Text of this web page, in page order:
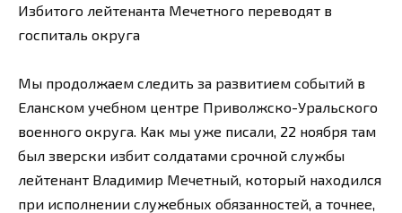
Избитого лейтенанта Мечетного переводят в
госпиталь округа
Мы продолжаем следить за развитием событий в
Еланском учебном центре Приволжско-Уральского
военного округа. Как мы уже писали, 22 ноября там
был зверски избит солдатами срочной службы
лейтенант Владимир Мечетный, который находился
при исполнении служебных обязанностей, а точнее,